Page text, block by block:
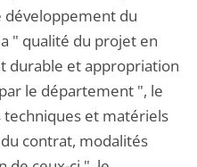
développement du
" qualité du projet en
durable et appropriation
le département ", le
et matériels
contrat, modalités